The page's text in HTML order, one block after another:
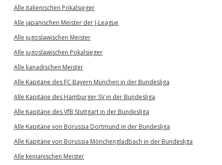
Alle italienischen Pokalsieger
Alle japanischen Meister der J-League
Alle jugoslawischen Meister
Alle jugoslawischen Pokalsieger
Alle kanadischen Meister
Alle Kapitäne des FC Bayern München in der Bundesliga
Alle Kapitäne des Hamburger SV in der Bundesliga
Alle Kapitäne des VfB Stuttgart in der Bundesliga
Alle Kapitäne von Borussia Dortmund in der Bundesliga
Alle Kapitäne von Borussia Mönchengladbach in der Bundesliga
Alle kenianischen Meister